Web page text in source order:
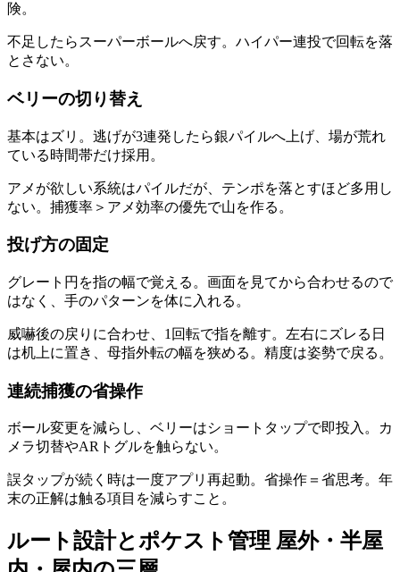
険。
不足したらスーパーボールへ戻す。ハイパー連投で回転を落
とさない。
ベリーの切り替え
基本はズリ。逃げが3連発したら銀パイルへ上げ、場が荒れ
ている時間帯だけ採用。
アメが欲しい系統はパイルだが、テンポを落とすほど多用し
ない。捕獲率＞アメ効率の優先で山を作る。
投げ方の固定
グレート円を指の幅で覚える。画面を見てから合わせるので
はなく、手のパターンを体に入れる。
威嚇後の戻りに合わせ、1回転で指を離す。左右にズレる日
は机上に置き、母指外転の幅を狭める。精度は姿勢で戻る。
連続捕獲の省操作
ボール変更を減らし、ベリーはショートタップで即投入。カ
メラ切替やARトグルを触らない。
誤タップが続く時は一度アプリ再起動。省操作＝省思考。年
末の正解は触る項目を減らすこと。
ルート設計とポケスト管理 屋外・半屋